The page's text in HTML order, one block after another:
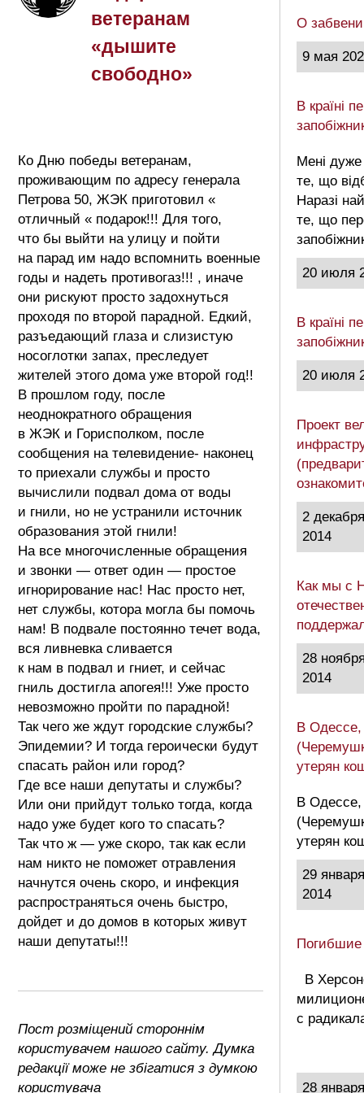
ветеранам
«дышите
свободно»
Ко Дню победы ветеранам,
проживающим по адресу генерала
Петрова 50, ЖЭК приготовил «
отличный « подарок!!! Для того,
что бы выйти на улицу и пойти
на парад им надо вспомнить военные
годы и надеть противогаз!!! , иначе
они рискуют просто задохнуться
проходя по второй парадной. Едкий,
разъедающий глаза и слизистую
носоглотки запах, преследует
жителей этого дома уже второй год!!
В прошлом году, после
неоднократного обращения
в ЖЭК и Горисполком, после
сообщения на телевидение- наконец
то приехали службы и просто
вычислили подвал дома от воды
и гнили, но не устранили источник
образования этой гнили!
На все многочисленные обращения
и звонки — ответ один — простое
игнорирование нас! Нас просто нет,
нет службы, котора могла бы помочь
нам! В подвале постоянно течет вода,
вся ливневка сливается
к нам в подвал и гниет, и сейчас
гниль достигла апогея!!! Уже просто
невозможно пройти по парадной!
Так чего же ждут городские службы?
Эпидемии? И тогда героически будут
спасать район или город?
Где все наши депутаты и службы?
Или они прийдут только тогда, когда
надо уже будет кого то спасать?
Так что ж — уже скоро, так как если
нам никто не поможет отравления
начнутся очень скоро, и инфекция
распространяться очень быстро,
дойдет и до домов в которых живут
наши депутаты!!!
Пост розміщений стороннім
користувачем нашого сайту. Думка
редакції може не збігатися з думкою
користувача
О
9 мая
В країні
Мені
те, що
Наразі
те, що
20 июля
В країні
20 июля
Проект
2 декабря
2014
Как мы с
28
2014
В Одессе,
утерян
В Одессе,
утерян
29 января
2014
В
с
28 января